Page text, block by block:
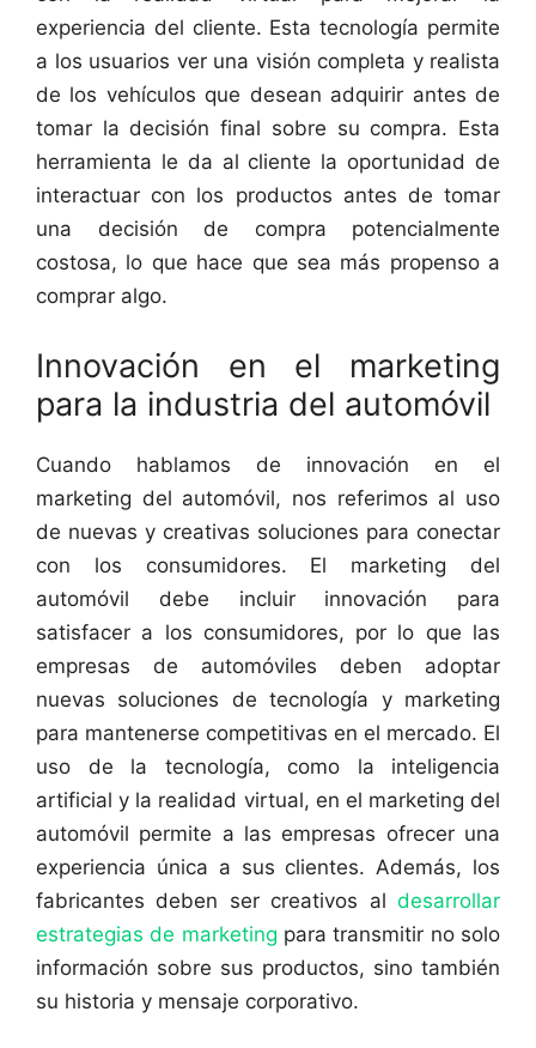
experiencia del cliente. Esta tecnología permite
a los usuarios ver una visión completa y realista
de los vehículos que desean adquirir antes de
tomar la decisión final sobre su compra. Esta
herramienta le da al cliente la oportunidad de
interactuar con los productos antes de tomar
una decisión de compra potencialmente
costosa, lo que hace que sea más propenso a
comprar algo.
Innovación en el marketing
para la industria del automóvil
Cuando hablamos de innovación en el
marketing del automóvil, nos referimos al uso
de nuevas y creativas soluciones para conectar
con los consumidores. El marketing del
automóvil debe incluir innovación para
satisfacer a los consumidores, por lo que las
empresas de automóviles deben adoptar
nuevas soluciones de tecnología y marketing
para mantenerse competitivas en el mercado. El
uso de la tecnología, como la inteligencia
artificial y la realidad virtual, en el marketing del
automóvil permite a las empresas ofrecer una
experiencia única a sus clientes. Además, los
fabricantes deben ser creativos al desarrollar
estrategias de marketing para transmitir no solo
información sobre sus productos, sino también
su historia y mensaje corporativo.